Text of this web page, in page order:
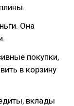
Она
покупки,
в корзину
вклады